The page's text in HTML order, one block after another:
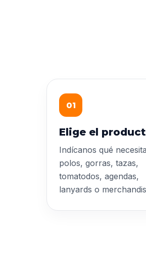
01
Elige el
Indícanos qué
polos, gorras, tazas,
tomatodos, agendas,
lanyards o